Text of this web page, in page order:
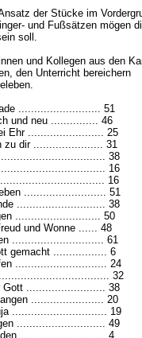
der Stücke im
und Fußsätzen mögen
soll.
und Kollegen aus den
den Unterricht bereichern
.......................... 51
und neu ............... 46
Ehr ........................ 25
zu dir ...................... 31
38
16
................................. 16
.......................... 51
............................ 38
........................... 50
und Wonne ...... 48
............................. 61
gemacht ................. 6
............................. 24
32
Gott ......................... 38
....................... 20
.............................. 19
............................ 49
........................... 4